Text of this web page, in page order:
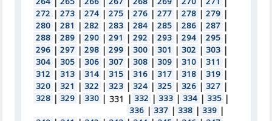
272 | 273 | 274 | 275 | 276 | 277 | 278 | 279 |
280 | 281 | 282 | 283 | 284 | 285 | 286 | 287 |
288 | 289 | 290 | 291 | 292 | 293 | 294 | 295 |
296 | 297 | 298 | 299 | 300 | 301 | 302 | 303 |
304 | 305 | 306 | 307 | 308 | 309 | 310 | 311 |
312 | 313 | 314 | 315 | 316 | 317 | 318 | 319 |
320 | 321 | 322 | 323 | 324 | 325 | 326 | 327 |
328 | 329 | 330 | 331 | 332 | 333 | 334 | 335 |
336 | 337 | 338 | 339 |